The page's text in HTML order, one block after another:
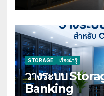
STORAGE เรื่องน่ารู้
วางระบบ
Banking